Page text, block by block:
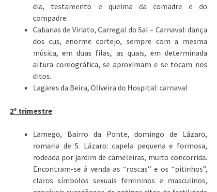
dia, testamento e queima da comadre e do
compadre.
Cabanas de Viriato, Carregal do Sal – Carnaval: dança
dos cus, enorme cortejo, sempre com a mesma
música, em duas filas, as quais, em determinada
altura coreográfica, se aproximam e se tocam nos
ditos.
Lagares da Beira, Oliveira do Hospital: carnaval
2º trimestre
Lamego, Bairro da Ponte, domingo de Lázaro,
romaria de S. Lázaro: capela pequena e formosa,
rodeada por jardim de cameleiras, muito concorrida.
Encontram-se à venda as “roscas” e os “pitinhos”,
claros símbolos sexuais femininos e masculinos,